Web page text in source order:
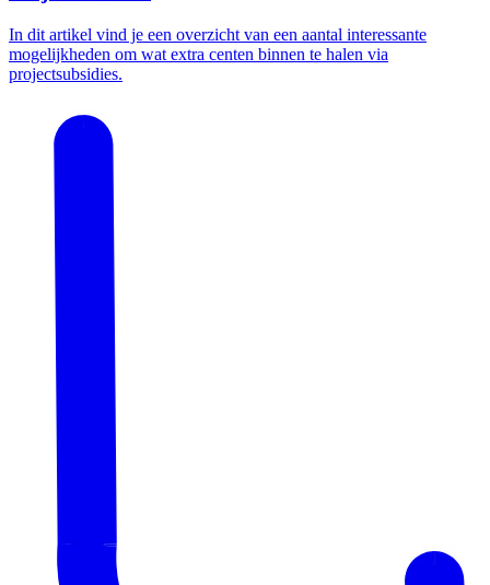
In dit artikel vind je een overzicht van een aantal interessante
mogelijkheden om wat extra centen binnen te halen via
projectsubsidies.